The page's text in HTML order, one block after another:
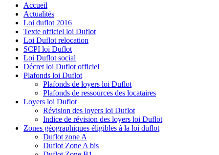
Accueil
Actualités
Loi duflot 2016
Texte officiel loi Duflot
Loi Duflot relocation
SCPI loi Duflot
Loi Duflot social
Décret loi Duflot officiel
Plafonds loi Duflot
Plafonds de loyers loi Duflot
Plafonds de ressources des locataires
Loyers loi Duflot
Révision des loyers loi Duflot
Indice de révision des loyers loi Duflot
Zones géographiques éligibles à la loi duflot
Duflot zone A
Duflot Zone A bis